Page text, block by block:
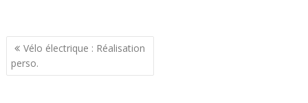
Navigation
de
Vélo électrique : Réalisation
perso.